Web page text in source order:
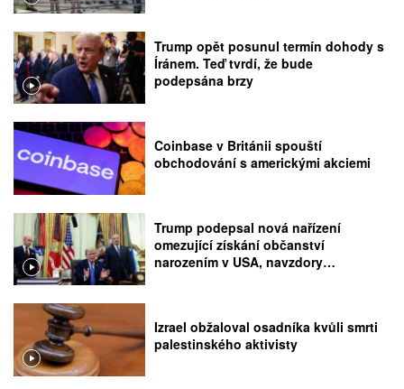
Trump opět posunul termín dohody s
Íránem. Teď tvrdí, že bude
podepsána brzy
Coinbase v Británii spouští
obchodování s americkými akciemi
Trump podepsal nová nařízení
omezující získání občanství
narozením v USA, navzdory
Izrael obžaloval osadníka kvůli smrti
palestinského aktivisty